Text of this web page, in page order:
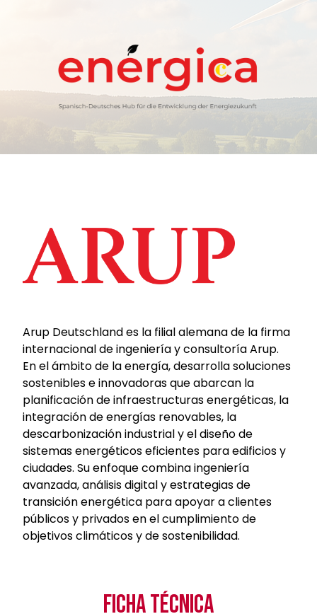
Arup Deutschland es la filial alemana de la firma
internacional de ingeniería y consultoría Arup.
En el ámbito de la energía, desarrolla soluciones
sostenibles e innovadoras que abarcan la
planificación de infraestructuras energéticas, la
integración de energías renovables, la
descarbonización industrial y el diseño de
sistemas energéticos eficientes para edificios y
ciudades. Su enfoque combina ingeniería
avanzada, análisis digital y estrategias de
transición energética para apoyar a clientes
públicos y privados en el cumplimiento de
objetivos climáticos y de sostenibilidad.
FICHA TÉCNICA